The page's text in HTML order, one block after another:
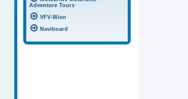
Adventure Tours
VFV-Wien
Naviboard